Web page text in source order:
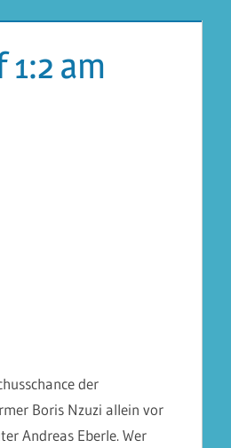
1:2 am
der
Boris Nzuzi allein vor
Andreas Eberle. Wer